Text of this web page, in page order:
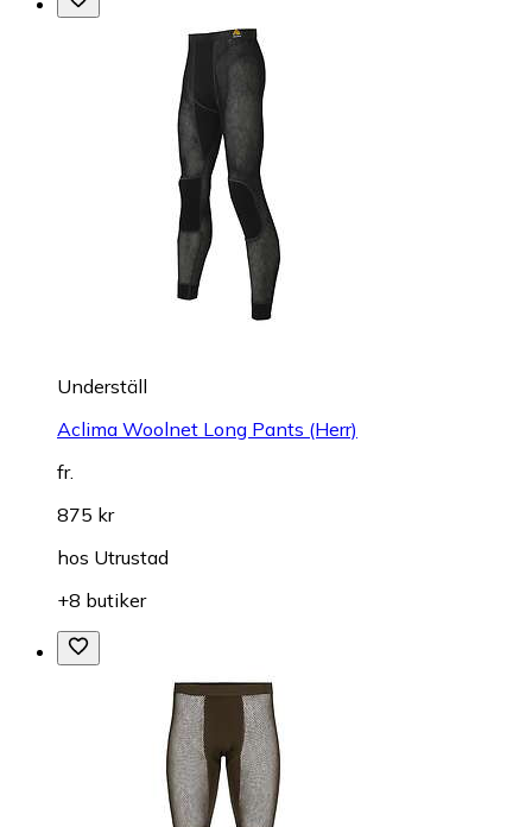
Underställ
Aclima Woolnet Long Pants (Herr)
fr.
875 kr
hos Utrustad
+8 butiker